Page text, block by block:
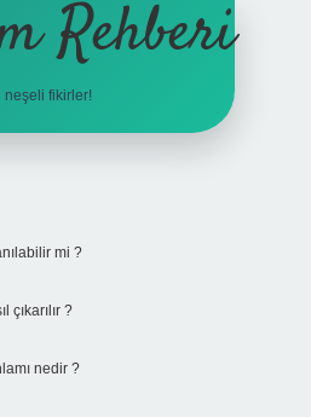
Rehberi
neşeli fikirler!
mi ?
çıkarılır ?
nedir ?